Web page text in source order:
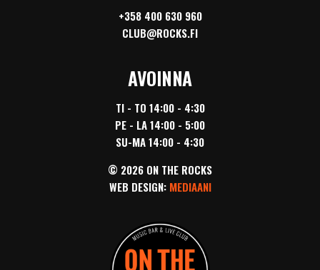
+358 400 630 960
CLUB@ROCKS.FI
AVOINNA
TI - TO 14:00 - 4:30
PE - LA 14:00 - 5:00
SU-MA 14:00 - 4:30
© 2026 ON THE ROCKS
WEB DESIGN: MEDIAANI